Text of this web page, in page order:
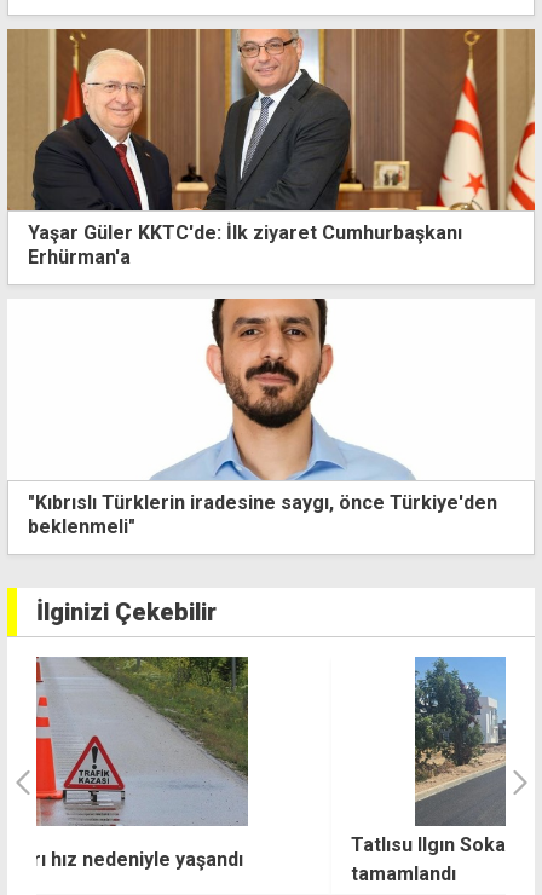
Yaşar Güler KKTC'de: İlk ziyaret Cumhurbaşkanı
Erhürman'a
"Kıbrıslı Türklerin iradesine saygı, önce Türkiye'den
beklenmeli"
İlginizi Çekebilir
Tatlısu Ilgın Sokak'ta asfaltlama çalışmaları
tamamlandı